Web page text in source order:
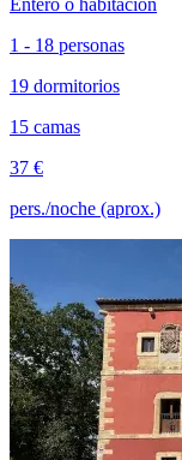
Entero o habitación
1 - 18 personas
19 dormitorios
15 camas
37 €
pers./noche (aprox.)